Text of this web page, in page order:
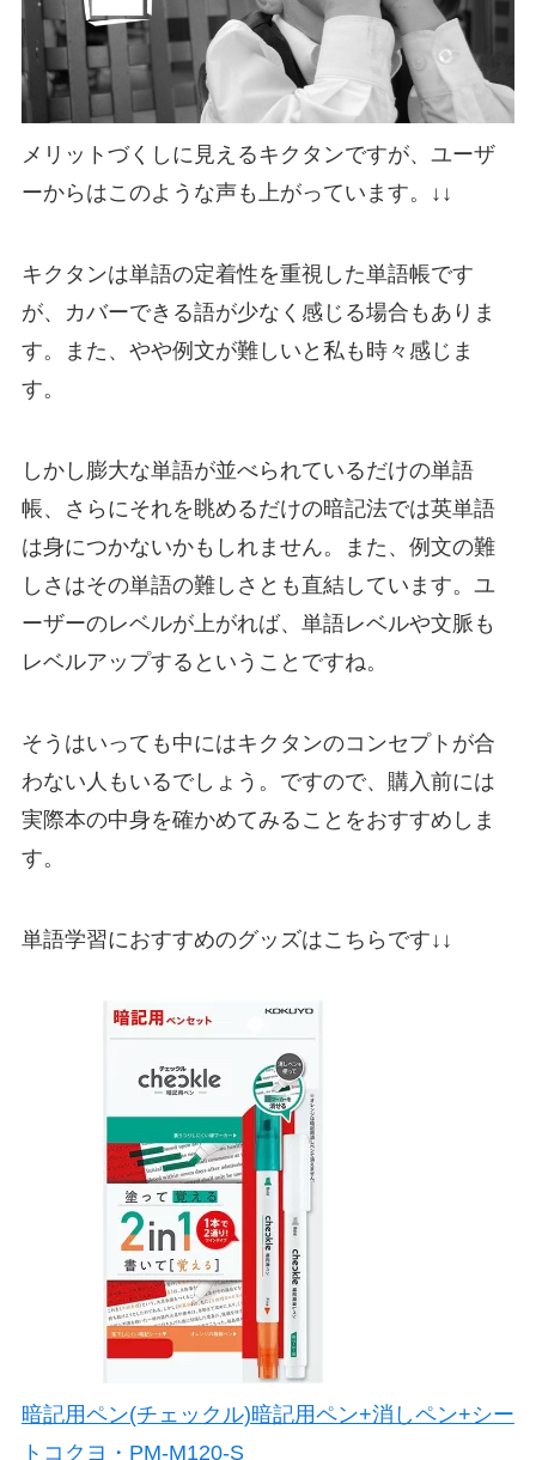
メリットづくしに見えるキクタンですが、ユーザ
ーからはこのような声も上がっています。↓↓
キクタンは単語の定着性を重視した単語帳です
が、
カバーできる語が少なく感じる場合 もありま
す。また、やや例文が難しい と私も 時々 感じま
す。
しかし膨大な単語が並べられているだけの単語
帳、さらにそれを眺めるだけの暗記法では英単語
は身につかないかもしれません。また、 例文の難
しさはその単語の難しさとも直結しています。ユ
ーザーのレベルが上がれば、単語レベルや文脈も
レベルアップするということですね。
そうはいっても中にはキクタンのコンセプトが合
わない人もいるでしょう。 ですので、購入前には
実際本の中身を確かめてみることをおすすめしま
す。
単語学習におすすめのグッズはこちらです↓↓
暗記用ペン(チェックル)暗記用ペン+消しペン+シー
トコクヨ・PM-M120-S